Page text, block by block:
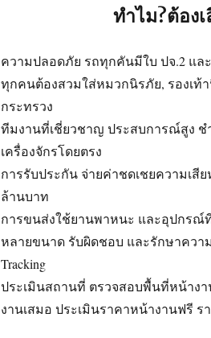
ทำไม?ต้อง
ความปลอดภัย รถทุกคันมีใบ ปจ.2 แล
ทุกคนต้องสวมใส่หมวกนิรภัย, รองเ
กระทรวง
ทีมงานที่เชี่ยวชาญ ประสบการณ์สูง
เครื่องจักรโดยตรง
การรับประกัน จ่ายค่าชดเชยความเสี
ล้านบาท
การขนส่งใช้ยานพาหนะ และอุปกรณ์
หลายขนาด รับผิดชอบ และรักษาคว
Tracking
ประเมินสถานที่ ตรวจสอบพื้นที่หน้างา
งานเสมอ ประเมินราคาหน้างานฟรี ร